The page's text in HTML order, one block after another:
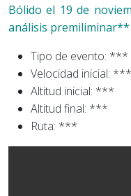
Bólido el 19 de
análisis premiliminar**
Tipo de evento: ***
Velocidad inicial: ***
Altitud inicial: ***
Altitud final: ***
Ruta: ***